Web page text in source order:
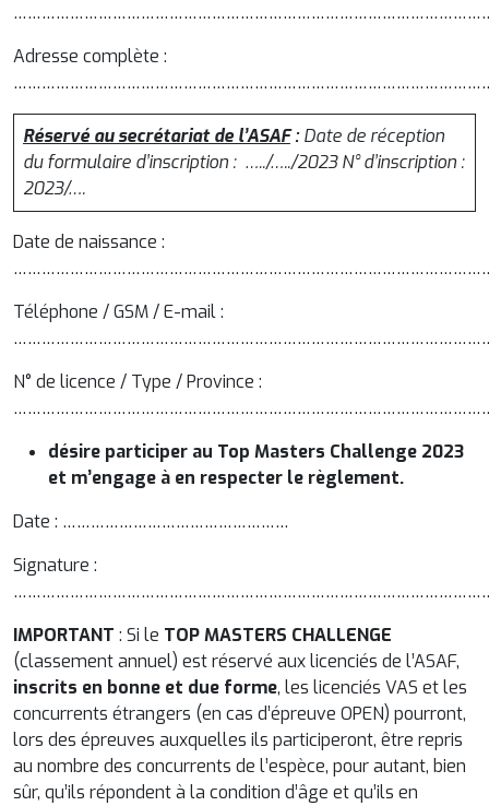
Adresse complète :
Réservé au secrétariat de l’ASAF: Date de réception
du formulaire d’inscription : …../…../2023 N° d’inscription :
2023/….
Date de naissance :
Téléphone / GSM / E-mail :
N° de licence / Type / Province :
désire participer au Top Masters Challenge 2023
et m’engage à en respecter le règlement.
Date : …………………………………………
Signature :
IMPORTANT : Si le TOP MASTERS CHALLENGE
(classement annuel) est réservé aux licenciés de l’ASAF,
inscrits en bonne et due forme, les licenciés VAS et les
concurrents étrangers (en cas d’épreuve OPEN) pourront,
lors des épreuves auxquelles ils participeront, être repris
au nombre des concurrents de l’espèce, pour autant, bien
sûr, qu’ils répondent à la condition d’âge et qu’ils en